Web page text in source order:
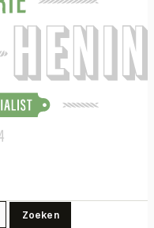
Zoeken